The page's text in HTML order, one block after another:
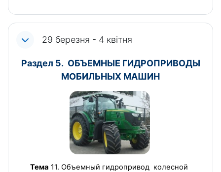
29 березня - 4 квітня
Раздел 5. ОБЪЕМНЫЕ ГИДРОПРИВОДЫ
МОБИЛЬНЫХ МАШИН
Тема 11. Объемный гидропривод колесной